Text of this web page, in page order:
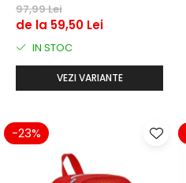
97,99 Lei
de la 59,50 Lei
IN STOC
VEZI VARIANTE
-23%